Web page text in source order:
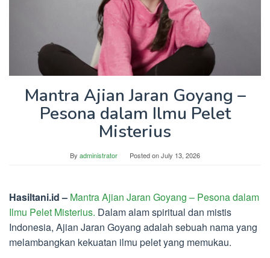
Mantra Ajian Jaran Goyang –
Pesona dalam Ilmu Pelet
Misterius
By administrator Posted onJuly 13, 2026
Hasiltani.id – Mantra Ajian Jaran Goyang – Pesona dalam
Ilmu Pelet Misterius. Dalam alam spiritual dan mistis
Indonesia, Ajian Jaran Goyang adalah sebuah nama yang
melambangkan kekuatan ilmu pelet yang memukau.